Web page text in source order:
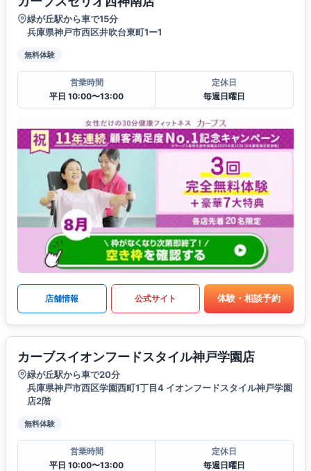
緑が丘駅から車で15分
兵庫県神戸市西区井吹台東町1ー1
無料体験
営業時間
平日 10:00〜13:00
定休日
毎週日曜日
店舗情報 公式サイト 体験・相談予約
カーブスイオンフードスタイル神戸学園店
緑が丘駅から車で20分
兵庫県神戸市西区学園西町1丁目4 イオンフードスタイル神戸学園
店2階
無料体験
営業時間
平日 10:00〜13:00
定休日
毎週日曜日